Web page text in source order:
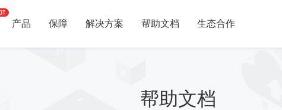
产品 保障 解决方案 帮助文档 生态合作
帮助文档